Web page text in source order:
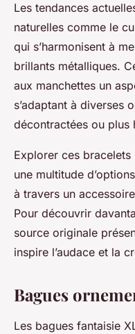
Les tendances
naturelles comme le
qui s’harmonisent à
brillants métalliques.
aux manchettes un
s’adaptant à diverses
décontractées ou plus
Explorer ces
une multitude
à travers un
Pour découvrir
source originale
inspire l’audace et la
Bagues
Les bagues fantaisie